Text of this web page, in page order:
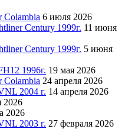
Colambia 6 июля 2026
Century 1999г. 11 июня
Century 1999г. 5 июня
1996г. 19 мая 2026
Colambia 24 апреля 2026
2004 г. 14 апреля 2026
2026
2026
2003 г. 27 февраля 2026